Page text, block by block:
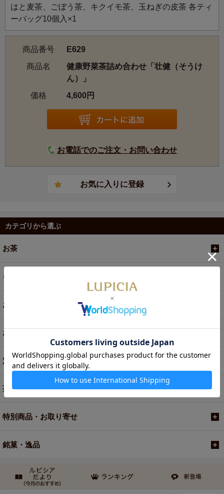
はと麦茶、ごぼう茶、キクイモ茶、玉ねぎの皮茶 各ティ
ーバッグ10個入×1
商品番号
E629
商品名
健康野菜茶詰め合わせ「壮健（そうけ
ん）」
価格
4,600円
お電話でのご注文・お問い合わせ
カテゴリから選ぶ
お茶
ギフト
お菓子・食品・飲料
お買い得商品
定期便
茶器・オリジナルグッズ
特別商品・お取り寄せ
銘菓・逸品